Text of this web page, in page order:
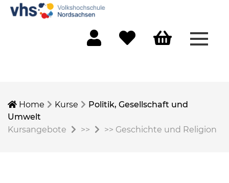
Home Kurse
Politik, Gesellschaft und
Umwelt
Kursangebote
>> >> Geschichte und Religion